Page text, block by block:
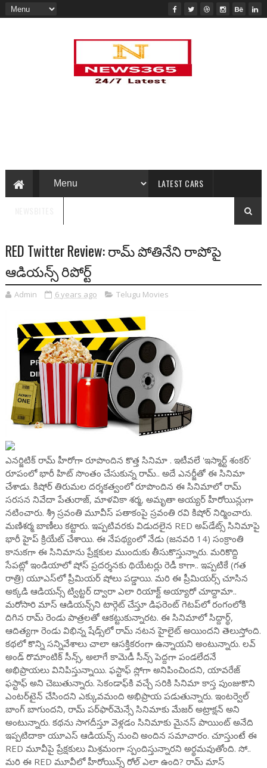
LATEST CARS
RED Twitter Review: రామ్ పోతినేని రాపోపై
ఆడియన్స్ రిపోర్ట్
Admin 6 years ago Telugu Movies
ఎనర్జిటిక్ రామ్ హీరోగా రూపొందిన కొత్త సినిమా . ఇటీవలే 'ఇస్మార్ట్ శంకర్'
రూపంలో భారీ హిట్ సొంతం చేసుకున్న రామ్.. అదే ఎనర్జీతో ఈ సినిమా
చేశాడు. కిషోర్ తిరుమల దర్శకత్వంలో రూపొందిన ఈ సినిమాలో రామ్
సరసన నివేదా పేతురాజ్‌, మాళవికా శర్మ, అమృతా అయ్యర్‌ హీరోయిన్లుగా
నటించారు. శ‌్రీ స్ర‌వంతి మూవీస్ పతాకంపై స్రవంతి రవి కిషోర్ నిర్మించారు.
మణిశర్మ బాణీలు కట్టారు. ఇప్పటివరకు విడుదలైన RED అప్‌డేట్స్ సినిమాపై
భారీ హైప్ క్రియేట్ చేశాయి. ఈ నేపథ్యంలో నేడు (జనవరి 14) సంక్రాంతి
కానుకగా ఈ సినిమాను ప్రేక్షకుల ముందుకు తీసుకొస్తున్నారు. మరికొద్ది
సేపట్లో ఇండియాలో షోస్ ప్రదర్శనకు థియేటర్లు రెడీ కాగా.. ఇప్పటికే (గత
రాత్రి) యూఎస్‌‌లో ప్రీమియర్ షోలు పడ్డాయి. మరి ఈ ప్రీమియర్స్ చూసిన
అక్కడి ఆడియన్స్ ట్విట్టర్ ద్వారా ఎలా రియాక్ట్ అయ్యారో చూద్దామా..
మరోసారి మాస్ ఆడియన్స్‌ని టార్గెట్ చేస్తూ డిఫరెంట్ గెటప్‌లో రంగంలోకి
దిగిన రామ్ రెండు పాత్రలతో ఆకట్టుకున్నారట. ఈ సినిమాలో సిద్దార్థ్,
ఆదిత్యగా రెండు విభిన్న షేడ్స్‌లో రామ్ నటన హైలైట్ అయిందని తెలుస్తోంది.
కథలో కొన్ని సన్నివేశాలు చాలా ఆసక్తికరంగా ఉన్నాయని అంటున్నారు. లవ్
అండ్ రొమాంటిక్ సీన్స్, అలాగే కామెడీ సీన్స్ పెద్దగా పండలేదనే
అభిప్రాయలు వినిపిస్తున్నాయి. ఫస్టాఫ్ స్లోగా అనిపించిందని, యావరేజ్
ఫస్టాఫ్ అని చెబుతున్నారు. సెకండాఫ్‌కి వచ్చే సరికి సినిమా కాస్త పుంజుకొని
ఎంటర్‌టైన్ చేసిందని ఎక్కువమంది అభిప్రాయ పడుతున్నారు. ఇంటర్వెల్
బాంగ్ బాగుందని, రామ్ పర్‌ఫార్‌మెన్సే సినిమాకు మేజర్ అట్రాక్షన్ అని
అంటున్నారు. కథను సాగదీస్తూ వెళ్లడం సినిమాకు మైనస్ పాయింట్ అనేది
ఇప్పటిదాకా యూఎస్ ఆడియన్స్ నుంచి అందిన సమాచారం. చూస్తుంటే ఈ
RED మూవీపై ప్రేక్షకులు మిశ్రమంగా స్పందిస్తున్నారని అర్థమవుతోంది. సో..
మరి ఈ RED మూవీలో హీరోయిన్స్ రోల్ ఎలా ఉంది? రామ్ మాస్